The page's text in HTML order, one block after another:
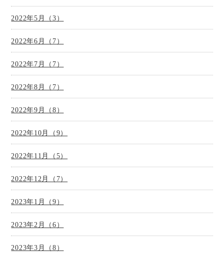
2022年5月（3）
2022年6月（7）
2022年7月（7）
2022年8月（7）
2022年9月（8）
2022年10月（9）
2022年11月（5）
2022年12月（7）
2023年1月（9）
2023年2月（6）
2023年3月（8）